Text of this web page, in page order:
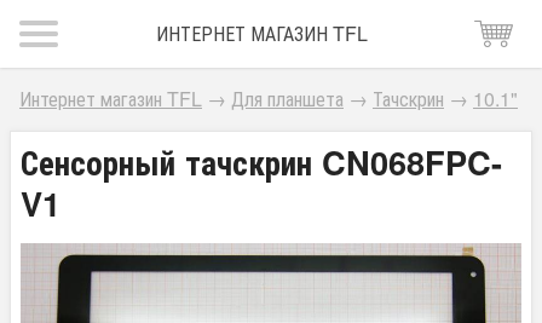
ИНТЕРНЕТ МАГАЗИН TFL
Интернет магазин TFL → Для планшета → Тачскрин → 10.1"
Сенсорный тачскрин CN068FPC-
V1